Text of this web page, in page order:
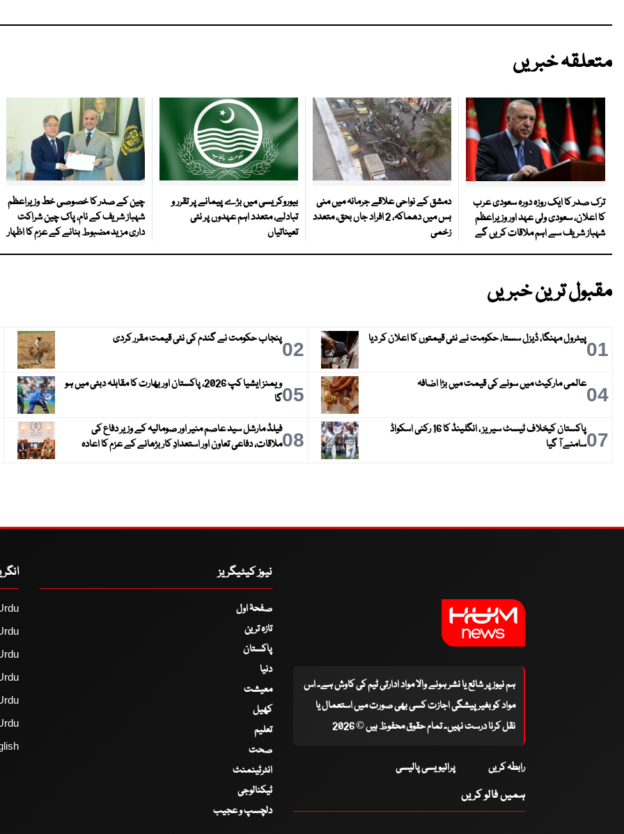
متعلقہ خبریں
ترک صدر کا ایک روزہ دورہ سعودی عرب
کا اعلان، سعودی ولی عہد اور وزیراعظم
شہباز شریف سے اہم ملاقات کریں گے
دمشق کے نواحی علاقے جرمانہ میں منی
بس میں دھماکہ، 2 افراد جاں بحق، متعدد
زخمی
بیوروکریسی میں بڑے پیمانے پر تقرر و
تبادلے، متعدد اہم عہدوں پر نئی
تعیناتیاں
چین کے صدر کا خصوصی خط وزیراعظم
شہباز شریف کے نام، پاک چین شراکت
داری مزید مضبوط بنانے کے عزم کا اظہار
مقبول ترین خبریں
01پیٹرول مہنگا، ڈیزل سستا، حکومت نے نئی قیمتوں کا اعلان کر دیا 02پنجاب حکومت نے گندم کی نئی قیمت مقرر کردی
04عالمی مارکیٹ میں سونے کی قیمت میں بڑا اضافہ 05
ویمنز ایشیا کپ 2026، پاکستان اور بھارت کا مقابلہ دبئی میں ہو
گا
07
پاکستان کیخلاف ٹیسٹ سیریز ، انگلینڈ کا 16 رکنی اسکواڈ
سامنے آ گیا
08فیلڈ مارشل سید عاصم منیر اور صومالیہ کے وزیر دفاع کی
ملاقات، دفاعی تعاون اور استعدادِ کار بڑھانے کے عزم کا اعادہ
ہم نیوز پر شائع یا نشر ہونے والا مواد ادارتی ٹیم کی کاوش ہے۔ اس
مواد کو بغیر پیشگی اجازت کسی بھی صورت میں استعمال یا
نقل کرنا درست نہیں۔ تمام حقوق محفوظ ہیں © 2026
رابطہ کریں پرائیویسی پالیسی
ہمیں فالو کریں
نیوز کیٹیگریز
صفحۂ اول
تازہ ترین
پاکستان
دنیا
معیشت
کھیل
تعلیم
صحت
انٹرٹینمنٹ
ٹیکنالوجی
دلچسپ و عجیب